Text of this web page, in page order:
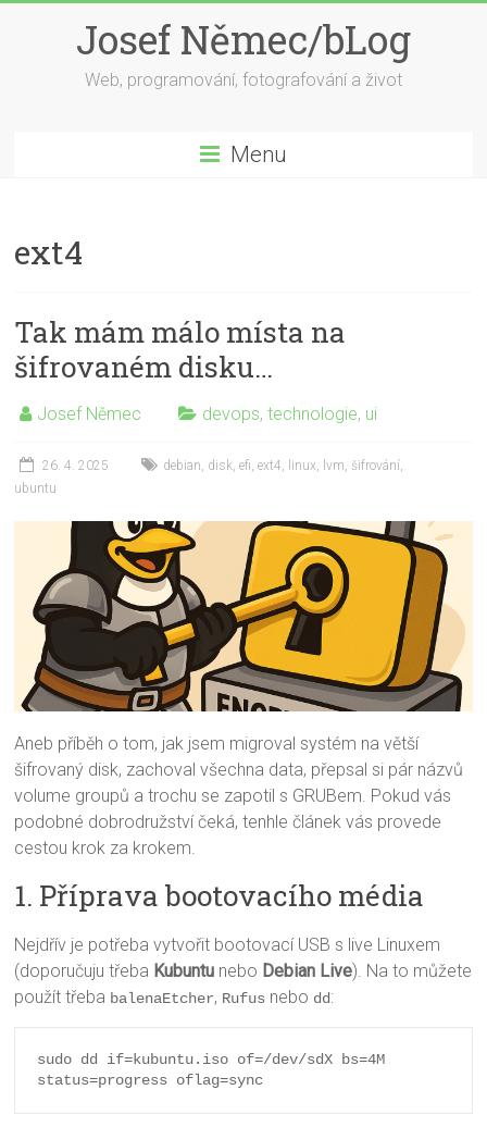
Josef Němec/bLog
Web, programování, fotografování a život
Menu
ext4
Tak mám málo místa na
šifrovaném disku…
Josef Němec devops,technologie, ui
26. 4. 2025 debian, disk,efi,ext4, linux, lvm, šifrování,
ubuntu
Aneb příběh o tom, jak jsem migroval systém na větší
šifrovaný disk, zachoval všechna data, přepsal si pár názvů
volume groupů a trochu se zapotil s GRUBem. Pokud vás
podobné dobrodružství čeká, tenhle článek vás provede
cestou krok za krokem.
1. Příprava bootovacího média
Nejdřív je potřeba vytvořit bootovací USB s live Linuxem
(doporučuju třeba Kubuntu nebo Debian Live). Na to můžete
použít třeba balenaEtcher, Rufus nebo dd:
sudo dd if=kubuntu.iso of=/dev/sdX bs=4M